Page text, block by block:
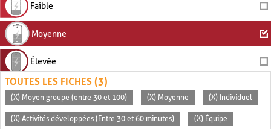
Faible
Moyenne
Élevée
TOUTES LES FICHES (3)
(X) Moyen groupe (entre 30 et 100) (X) Moyenne (X) Individuel
(X) Activités développées (Entre 30 et 60 minutes) (X) Équipe